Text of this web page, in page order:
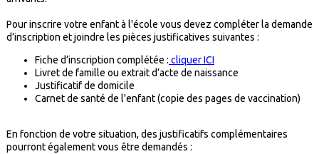
Pour inscrire votre enfant à l'école vous devez compléter la demande
d’inscription et joindre les pièces justificatives suivantes :
Fiche d’inscription complétée : cliquer ICI
Livret de famille ou extrait d’acte de naissance
Justificatif de domicile
Carnet de santé de l'enfant (copie des pages de vaccination)
En fonction de votre situation, des justificatifs complémentaires
pourront également vous être demandés :